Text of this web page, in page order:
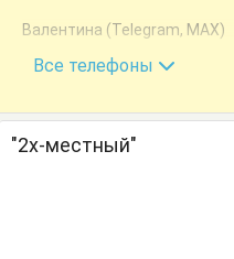
Валентина (Telegram, MAX)
+7 (912) 414-33-96
Все телефоны
"2х-местный"